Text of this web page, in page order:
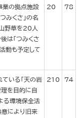
業の拠点施設
みくさ」の名
野草を20人
は「つみくさ
動も予定して
20 78
いる「天の岩
理を目的に自
る環境保全活
意により旧来
210 74